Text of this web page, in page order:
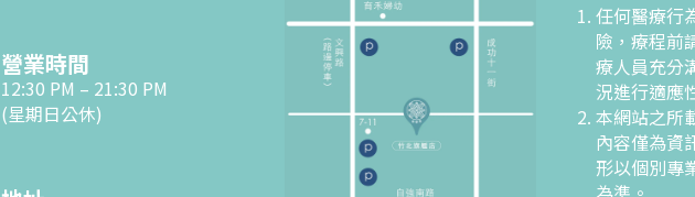
營業時間
12:30 PM – 21:30 PM
(星期日公休)
任何醫療行
險，療程前
療人員充分
況進行適應
本網站之所
內容僅為資
形以個別專